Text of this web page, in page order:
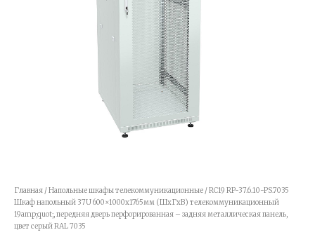
Главная /Напольные шкафы телекоммуникационные / RC19 RP-37.6.10-PS.7035
Шкаф напольный 37U 600×1000х1765мм (ШхГхВ) телекоммуникационный
19amp;quot;, передняя дверь перфорированная – задняя металлическая панель,
цвет серый RAL 7035